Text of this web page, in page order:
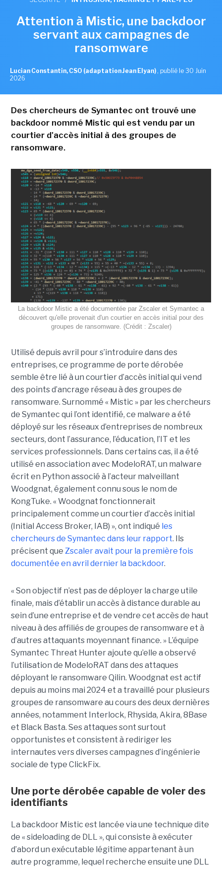
Attention à Mistic, une backdoor
servant aux campagnes de
ransomware
Lucian Constantin, CSO (adaptation Jean Elyan) , publié le 30 Juin
2026
Des chercheurs de Symantec ont trouvé une
backdoor nommé Mistic qui est vendu par un
courtier d'accès initial à des groupes de
ransomware.
La backdoor Mistic a été documentée par Zscaler et Symantec a
découvert qu'elle provenait d'un courtier en accès initial pour des
groupes de ransomware. (Crédit : Zscaler)
Utilisé depuis avril pour s’introduire dans des
entreprises, ce programme de porte dérobée
semble être lié à un courtier d’accès initial qui vend
des points d’ancrage réseau à des groupes de
ransomware. Surnommé « Mistic » par les chercheurs
de Symantec qui l’ont identifié, ce malware a été
déployé sur les réseaux d’entreprises de nombreux
secteurs, dont l’assurance, l’éducation, l’IT et les
services professionnels. Dans certains cas, il a été
utilisé en association avec ModeloRAT, un malware
écrit en Python associé à l’acteur malveillant
Woodgnat, également connu sous le nom de
KongTuke. « Woodgnat fonctionnerait
principalement comme un courtier d’accès initial
(Initial Access Broker, IAB) », ont indiqué les
chercheurs de Symantec dans leur rapport. Ils
précisent que Zscaler avait pour la première fois
documentée en avril dernier la backdoor.
« Son objectif n’est pas de déployer la charge utile
finale, mais d’établir un accès à distance durable au
sein d’une entreprise et de vendre cet accès de haut
niveau à des affiliés de groupes de ransomware et à
d’autres attaquants moyennant finance. » L’équipe
Symantec Threat Hunter ajoute qu’elle a observé
l’utilisation de ModeloRAT dans des attaques
déployant le ransomware Qilin. Woodgnat est actif
depuis au moins mai 2024 et a travaillé pour plusieurs
groupes de ransomware au cours des deux dernières
années, notamment Interlock, Rhysida, Akira, 8Base
et Black Basta. Ses attaques sont surtout
opportunistes et consistent à rediriger les
internautes vers diverses campagnes d’ingénierie
sociale de type ClickFix.
Une porte dérobée capable de voler des
identifiants
La backdoor Mistic est lancée via une technique dite
de « sideloading de DLL », qui consiste à exécuter
d’abord un exécutable légitime appartenant à un
autre programme, lequel recherche ensuite une DLL